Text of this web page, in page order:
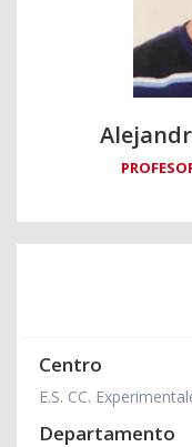
Centro
E.S. CC.
Departamento